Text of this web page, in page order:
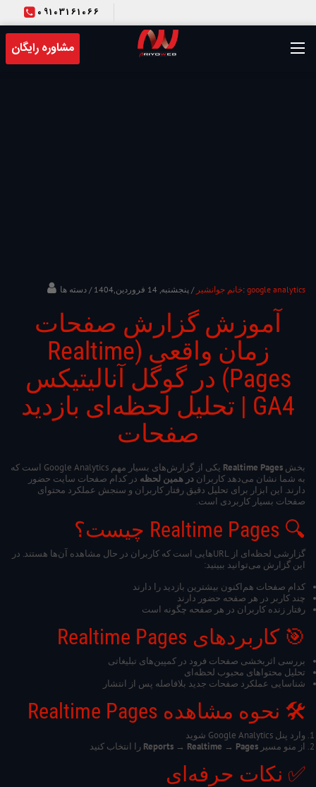
مشاوره رایگان
T 09103161066
خانم جوانشیر / پنجشنبه, 14 فروردین,1404 / دسته ها: google analytics
آموزش گزارش صفحات
زمان واقعی (Realtime
Pages) در گوگل آنالیتیکس
GA4 | تحلیل لحظه‌ای بازدید
صفحات​
بخش Realtime Pages
یکی از گزارش‌های بسیار مهم Google Analytics است که
به شما نشان می‌دهد کاربران در همین لحظه در کدام صفحات سایت حضور
دارند. این ابزار برای تحلیل دقیق رفتار کاربران و سنجش عملکرد محتوای
صفحات بسیار کاربردی است.
🔍 Realtime Pages چیست؟
گزارشی لحظه‌ای از URLهایی است که کاربران در حال مشاهده آن‌ها هستند. در
این گزارش می‌توانید ببینید:
کدام صفحات هم‌اکنون بیشترین بازدید را دارند
چند کاربر در هر صفحه حضور دارند
رفتار زنده کاربران در هر صفحه چگونه است
🎯 کاربردهای Realtime Pages
بررسی اثربخشی صفحات فرود در کمپین‌های تبلیغاتی
تحلیل محتواهای محبوب لحظه‌ای
شناسایی عملکرد صفحات جدید بلافاصله پس از انتشار
🛠️ نحوه مشاهده Realtime Pages
وارد پنل Google Analytics شوید
از منو مسیر Reports → Realtime → Pages را انتخاب کنید
✅ نکات حرفه‌ای